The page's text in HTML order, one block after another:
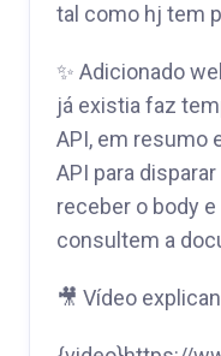
tal como hj tem
✨ Adicionado
já existia faz
API, em resumo
API para
receber o body
consultem a
🎥 Vídeo